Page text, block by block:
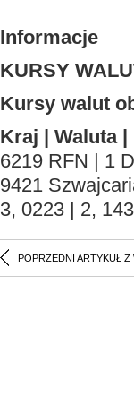
Informacje
KURSY
Kursy walut
Kraj | Waluta
6219 RFN | 1
9421
3, 0223 | 2,
POPRZEDNI ARTYKUŁ Z